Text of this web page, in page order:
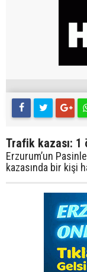
Trafik kazası: 1
Erzurum’un
kazasında bir kişi